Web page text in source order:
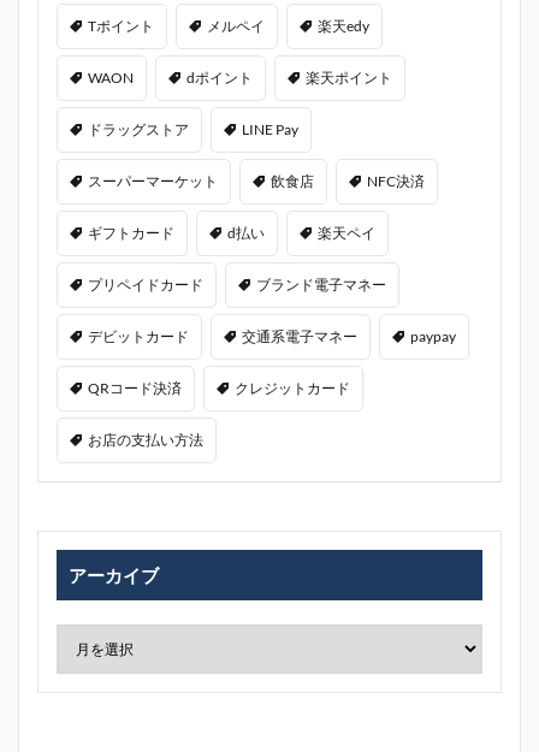
Tポイント メルペイ 楽天edy
WAON dポイント 楽天ポイント
ドラッグストア LINE Pay
スーパーマーケット 飲食店 NFC決済
ギフトカード d払い 楽天ペイ
プリペイドカード ブランド電子マネー
デビットカード 交通系電子マネー paypay
QRコード決済 クレジットカード
お店の支払い方法
アーカイブ